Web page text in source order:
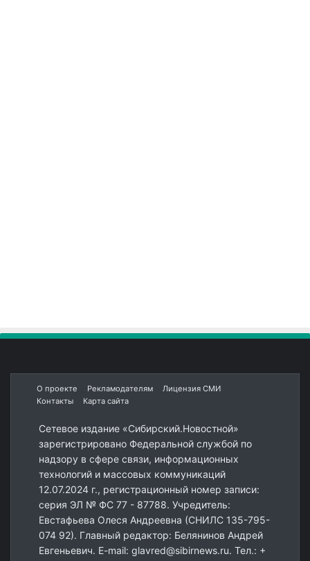
О проекте Рекламодателям
Лицензия СМИ
Контакты
Карта сайта
Сетевое издание «Сибирский.Новостной»
зарегистрировано Федеральной службой по
надзору в сфере связи, информационных
технологий и массовых коммуникаций
12.07.2024 г., регистрационный номер записи:
серия ЭЛ № ФС 77 - 87788. Учредитель:
Евстафьева Олеся Андреевна (СНИЛС 135-795-
074 92). Главный редактор: Белянинов Андрей
Евгеньевич. E-mail: glavred@sibirnews.ru. Тел.: +